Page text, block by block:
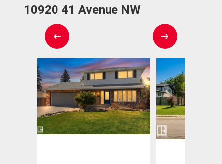
10920 41 Avenue NW